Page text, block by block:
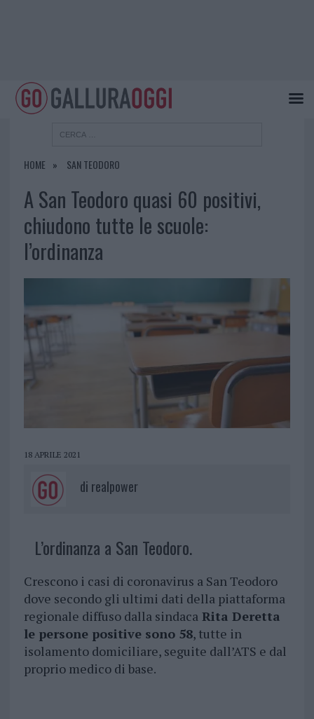
HOME SAN TEODORO
A San Teodoro quasi 60 positivi,
chiudono tutte le scuole:
l’ordinanza
18 APRILE 2021
di realpower
L’ordinanza a San Teodoro.
Crescono i casi di coronavirus a San Teodoro
dove secondo gli ultimi dati della piattaforma
regionale diffuso dalla sindacaRita Deretta
le persone positive sono 58, tutte in
isolamento domiciliare, seguite dall’ATS e dal
proprio medico di base.